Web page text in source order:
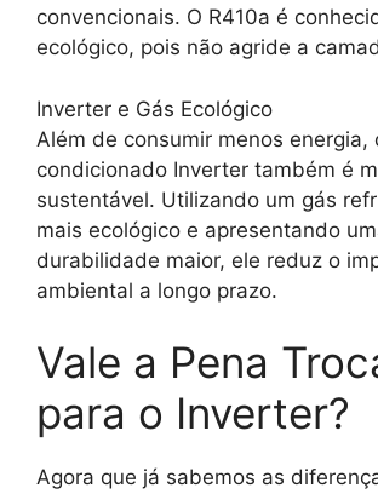
convencionais. O R410a é
ecológico, pois não agride a
Inverter e Gás Ecológico
Além de consumir menos energia,
condicionado Inverter também é
sustentável. Utilizando um gás
mais ecológico e apresentando
durabilidade maior, ele reduz o
ambiental a longo prazo.
Vale a Pena
para o Inverter?
Agora que já sabemos as